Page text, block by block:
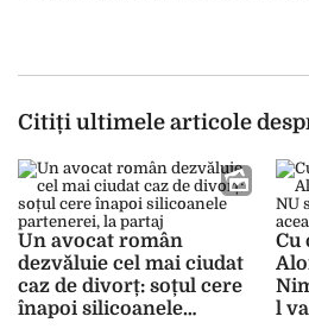
Citiți ultimele articole
Un avocat român
dezvăluie cel mai ciudat
caz de divorț: soțul cere
înapoi silicoanele
Cu
l